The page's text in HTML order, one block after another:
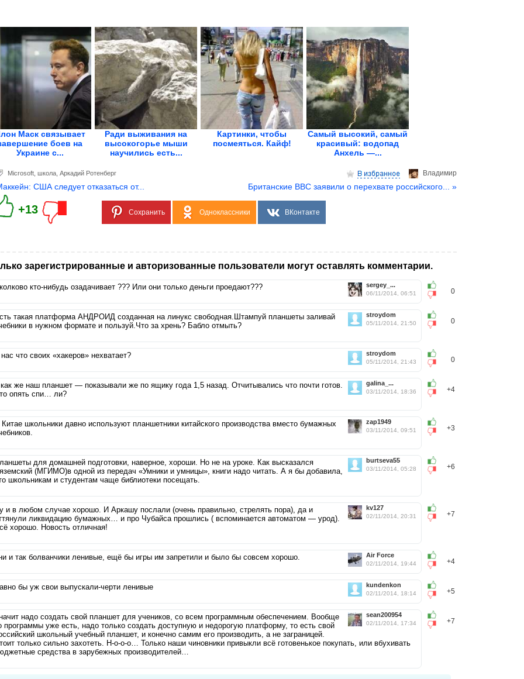
Маск связывает
боев на
Украине с...
Ради выживания на
высокогорье мыши
научились есть...
Картинки, чтобы
посмеяться. Кайф!
Самый высокий, самый
красивый: водопад
Анхель —...
Владимир
Microsoft школа Аркадий Ротенберг
США следует отказаться от... Британские ВВС заявили о перехвате российского... »
+13 Сохранить Одноклассники ВКонтакте
зарегистрированные и авторизованные пользователи могут оставлять комментарии.
0
sergey_...
06/11/2014, 06:51
кто-нибудь озадачивает ??? Или они только деньги проедают???
0
stroydom
05/11/2014, 21:50
такая платформа АНДРОИД созданная на линукс свободная.Штампуй планшеты заливай
в нужном формате и пользуй.Что за хрень? Бабло отмыть?
0
stroydom
05/11/2014, 21:43
что своих «хакеров» нехватает?
+4
galina_...
03/11/2014, 18:36
же наш планшет — показывали же по ящику года 1,5 назад. Отчитывались что почти готов.
опять спи… ли?
+3
zap1949
03/11/2014, 09:51
школьники давно используют планшетники китайского производства вместо бумажных
+6
burtseva55
03/11/2014, 05:28
для домашней подготовки, наверное, хороши. Но не на уроке. Как высказался
(МГИМО)в одной из передач «Умники и умницы», книги надо читать. А я бы добавила,
школьникам и студентам чаще библиотеки посещать.
+7
kv127
02/11/2014, 20:31
и в любом случае хорошо. И Аркашу послали (очень правильно, стрелять пора), да и
ликвидацию бумажных… и про Чубайса прошлись ( вспоминается автоматом — урод).
хорошо. Новость отличная!
+4
Air Force
02/11/2014, 19:44
и так болванчики ленивые, ещё бы игры им запретили и было бы совсем хорошо.
+5
kundenkon
02/11/2014, 18:14
бы уж свои выпускали-черти ленивые
+7
sean200954
02/11/2014, 17:34
надо создать свой планшет для учеников, со всем программным обеспечением. Вообще
программы уже есть, надо только создать доступную и недорогую платформу, то есть свой
школьный учебный планшет, и конечно самим его производить, а не заграницей.
только сильно захотеть. Н-о-о-о… Только наши чиновники привыкли всё готовенькое покупать, или вбухивать
средства в зарубежных производителей…